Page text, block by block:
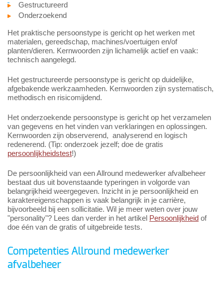
Gestructureerd
Onderzoekend
Het praktische persoonstype is gericht op het werken met
materialen, gereedschap, machines/voertuigen en/of
planten/dieren. Kernwoorden zijn lichamelijk actief en vaak:
technisch aangelegd.
Het gestructureerde persoonstype is gericht op duidelijke,
afgebakende werkzaamheden. Kernwoorden zijn systematisch,
methodisch en risicomijdend.
Het onderzoekende persoonstype is gericht op het verzamelen
van gegevens en het vinden van verklaringen en oplossingen.
Kernwoorden zijn observerend, analyserend en logisch
redenerend. (Tip: onderzoek jezelf; doe de gratis
persoonlijkheidstest!)
De persoonlijkheid van een Allround medewerker afvalbeheer
bestaat dus uit bovenstaande typeringen in volgorde van
belangrijkheid weergegeven. Inzicht in je persoonlijkheid en
karaktereigenschappen is vaak belangrijk in je carrière,
bijvoorbeeld bij een sollicitatie. Wil je meer weten over jouw
"personality"? Lees dan verder in het artikel Persoonlijkheid of
doe één van de gratis of uitgebreide tests.
Competenties Allround medewerker
afvalbeheer